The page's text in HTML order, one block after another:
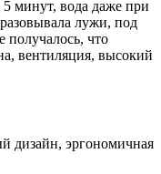
5 минут, вода даже при
лужи, под
получалось, что
вентиляция, высокий
дизайн, эргономичная